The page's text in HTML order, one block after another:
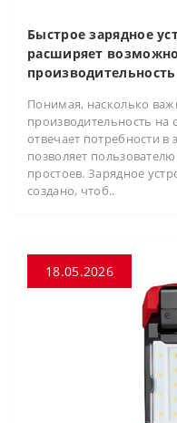
Быстрое зарядное
расширяет
Понимая, насколько
производительность на
отвечает потребности в
позволяет
простоев. Зарядное
создано, чтоб..
18.05.2026